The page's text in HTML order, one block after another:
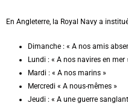
En Angleterre, la Royal Navy a
Dimanche : « A nos amis
Lundi : « A nos navires en mer
Mardi : « A nos marins »
Mercredi « A nous-mêmes »
Jeudi : « A une guerre